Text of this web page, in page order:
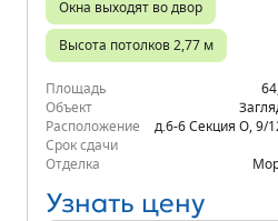
Окна выходят во двор
Высота потолков 2,77 м
Площадь
Объект
Расположение
д.6-6 Секция О 9/
Срок сдачи
Отделка
Узнать цену